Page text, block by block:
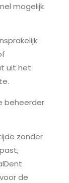
mogelijk
uit het
beheerder
zonder
de